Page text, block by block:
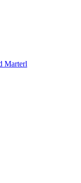
Marterl